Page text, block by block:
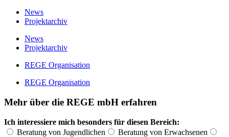
News
Projektarchiv
News
Projektarchiv
REGE Organisation
REGE Organisation
Mehr über die REGE mbH erfahren
Ich interessiere mich besonders für diesen Bereich:
Beratung von Jugendlichen
Beratung von Erwachsenen